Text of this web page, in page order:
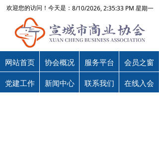
8/10/2026, 2:35:33 PM 星期一
欢迎您的访问！今天是：
网站首页 协会概况 服务平台 会员之窗
党建工作 新闻中心 联系我们 在线入会